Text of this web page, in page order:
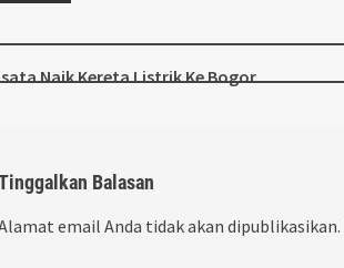
Naik Kereta Listrik Ke Bogor
Balasan
email Anda tidak akan dipublikasikan.